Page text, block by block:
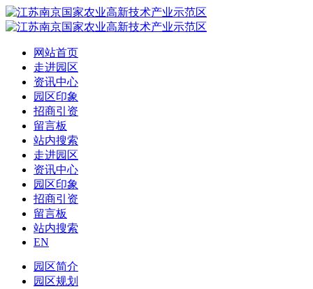
网站首页
走进园区
资讯中心
园区印象
招商引资
留言板
站内搜索
走进园区
资讯中心
园区印象
招商引资
留言板
站内搜索
EN
园区简介
园区规划